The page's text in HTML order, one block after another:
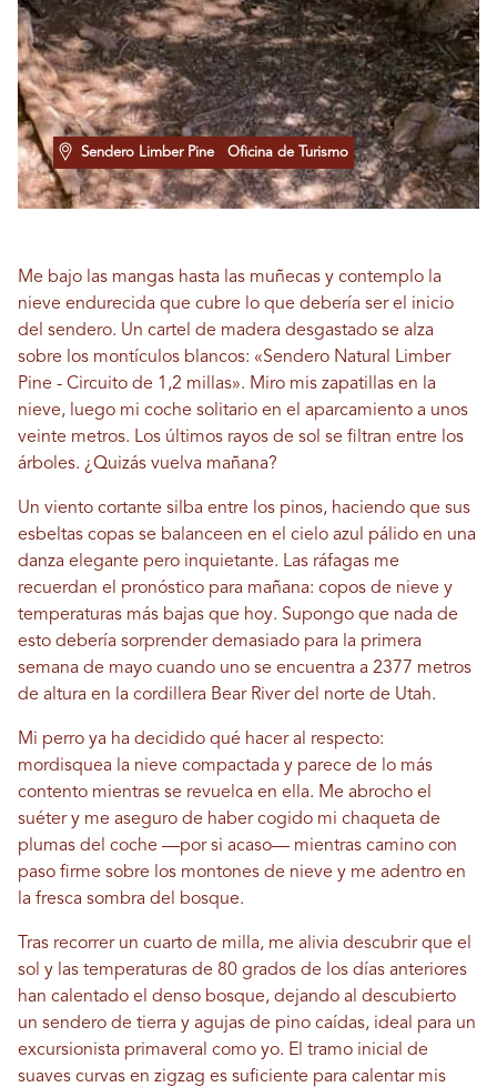
Sendero Limber Pine Oficina de Turismo
Me bajo las mangas hasta las muñecas y contemplo la
nieve endurecida que cubre lo que debería ser el inicio
del sendero. Un cartel de madera desgastado se alza
sobre los montículos blancos: «Sendero Natural Limber
Pine - Circuito de 1,2 millas». Miro mis zapatillas en la
nieve, luego mi coche solitario en el aparcamiento a unos
veinte metros. Los últimos rayos de sol se filtran entre los
árboles. ¿Quizás vuelva mañana?
Un viento cortante silba entre los pinos, haciendo que sus
esbeltas copas se balanceen en el cielo azul pálido en una
danza elegante pero inquietante. Las ráfagas me
recuerdan el pronóstico para mañana: copos de nieve y
temperaturas más bajas que hoy. Supongo que nada de
esto debería sorprender demasiado para la primera
semana de mayo cuando uno se encuentra a 2377 metros
de altura en la cordillera Bear River del norte de Utah.
Mi perro ya ha decidido qué hacer al respecto:
mordisquea la nieve compactada y parece de lo más
contento mientras se revuelca en ella. Me abrocho el
suéter y me aseguro de haber cogido mi chaqueta de
plumas del coche —por si acaso— mientras camino con
paso firme sobre los montones de nieve y me adentro en
la fresca sombra del bosque.
Tras recorrer un cuarto de milla, me alivia descubrir que el
sol y las temperaturas de 80 grados de los días anteriores
han calentado el denso bosque, dejando al descubierto
un sendero de tierra y agujas de pino caídas, ideal para un
excursionista primaveral como yo. El tramo inicial de
suaves curvas en zigzag es suficiente para calentar mis